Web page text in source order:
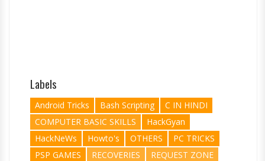
Labels
Android Tricks Bash Scripting
C IN HINDI
COMPUTER BASIC SKILLS
HackGyan
HackNeWs
Howto's OTHERS
PC TRICKS
PSP GAMES
RECOVERIES
REQUEST ZONE